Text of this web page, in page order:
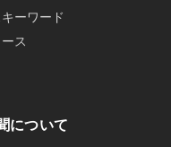
ーワード
ス
について